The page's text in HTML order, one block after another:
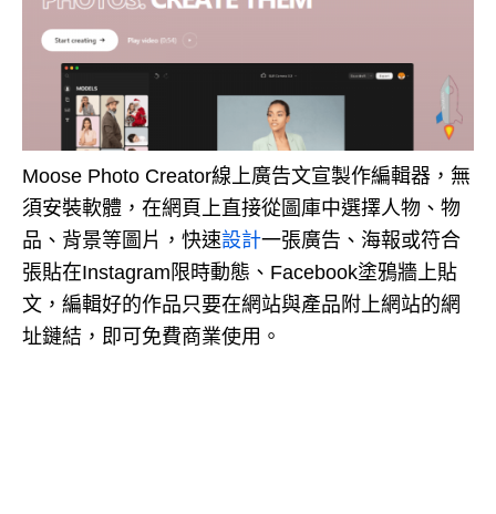
Moose Photo Creator線上廣告文宣製作編輯器，無
須安裝軟體，在網頁上直接從圖庫中選擇人物、物
品、背景等圖片，快速設計一張廣告、海報或符合
張貼在Instagram限時動態、Facebook塗鴉牆上貼
文，編輯好的作品只要在網站與產品附上網站的網
址鏈結，即可免費商業使用。